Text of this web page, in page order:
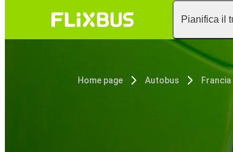
Pianifica il
Home page Autobus Francia